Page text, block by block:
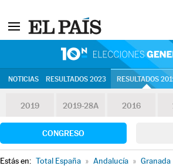
NOTICIAS RESULTADOS 2023 RESULTADOS
2019 2019-28A 2016
CONGRESO
Estás en: Total España » Andalucía » Granada